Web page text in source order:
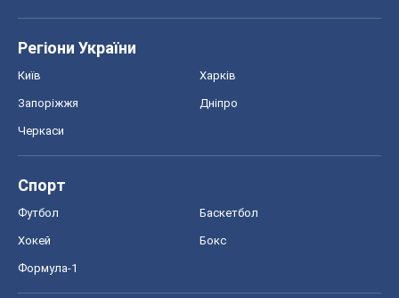
Регіони України
Київ Харків
Запоріжжя Дніпро
Черкаси
Спорт
Футбол Баскетбол
Хокей Бокс
Формула-1